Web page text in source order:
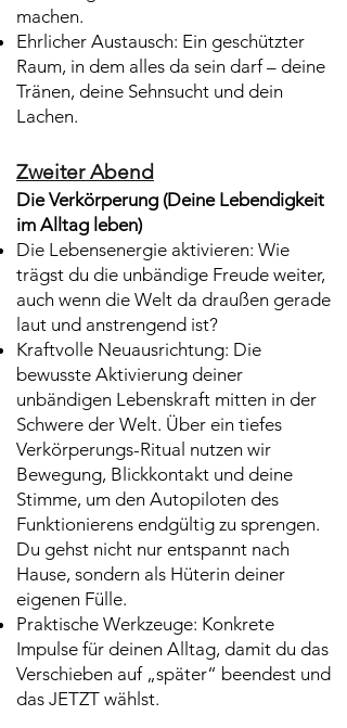
machen.
Ehrlicher Austausch: Ein geschützter
Raum, in dem alles da sein darf – deine
Tränen, deine Sehnsucht und dein
Lachen.
Zweiter Abend
Die Verkörperung (Deine Lebendigkeit
im Alltag leben)
Die Lebensenergie aktivieren: Wie
trägst du die unbändige Freude weiter,
auch wenn die Welt da draußen gerade
laut und anstrengend ist?
Kraftvolle Neuausrichtung: Die
bewusste Aktivierung deiner
unbändigen Lebenskraft mitten in der
Schwere der Welt. Über ein tiefes
Verkörperungs-Ritual nutzen wir
Bewegung, Blickkontakt und deine
Stimme, um den Autopiloten des
Funktionierens endgültig zu sprengen.
Du gehst nicht nur entspannt nach
Hause, sondern als Hüterin deiner
eigenen Fülle.
Praktische Werkzeuge: Konkrete
Impulse für deinen Alltag, damit du das
Verschieben auf „später“ beendest und
das JETZT wählst.